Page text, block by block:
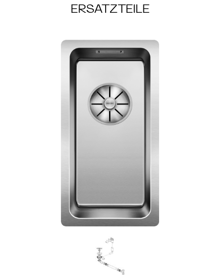
ERSATZTEILE